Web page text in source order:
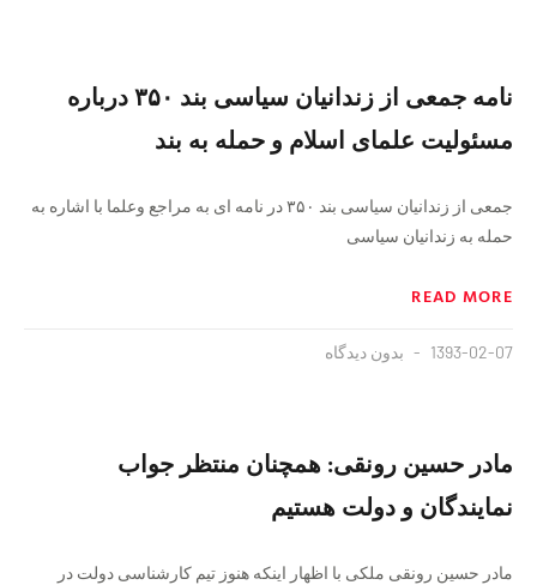
نامه جمعی از زندانیان سیاسی بند ۳۵۰ درباره
مسئولیت علمای اسلام و حمله به بند
جمعی از زندانیان سیاسی بند ۳۵۰ در نامه ای به مراجع وعلما با اشاره به
حمله به زندانیان سیاسی
READ MORE
1393-02-07 بدون دیدگاه
مادر حسین رونقی: همچنان منتظر جواب
نمایندگان و دولت هستیم
مادر حسین رونقی ملکی با اظهار اینکه هنوز تیم کارشناسی دولت در